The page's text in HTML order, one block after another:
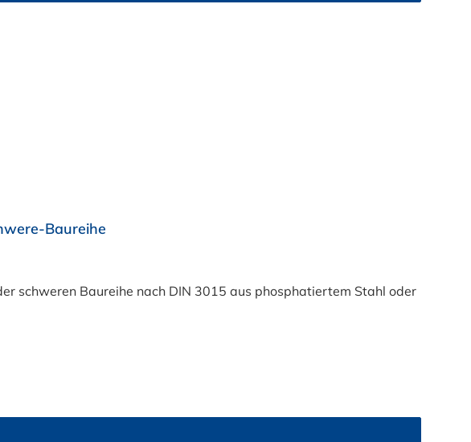
Baureihe
schweren Baureihe nach DIN 3015 aus phosphatiertem Stahl oder